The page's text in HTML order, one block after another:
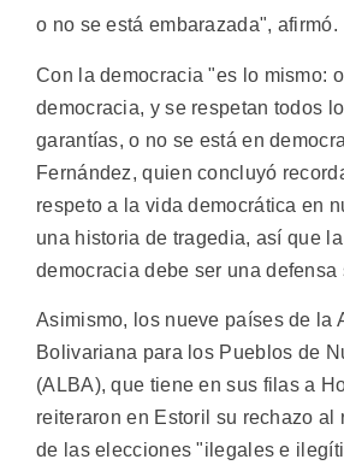
o no se está embarazada", afirmó.
Con la democracia "es lo mismo:
democracia, y se respetan todos
garantías, o no se está en
Fernández, quien concluyó
respeto a la vida democrática en
una historia de tragedia, así que
democracia debe ser una defensa
Asimismo, los nueve países de la
Bolivariana para los Pueblos de
(ALBA), que tiene en sus filas a
reiteraron en Estoril su rechazo al
de las elecciones "ilegales e